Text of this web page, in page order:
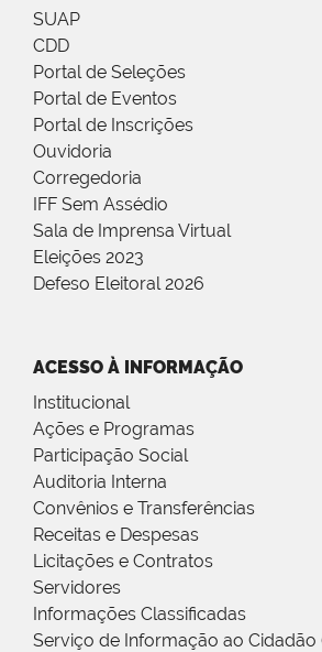
SUAP
CDD
Portal de Seleções
Portal de Eventos
Portal de Inscrições
Ouvidoria
Corregedoria
IFF Sem Assédio
Sala de Imprensa Virtual
Eleições 2023
Defeso Eleitoral 2026
ACESSO À INFORMAÇÃO
Institucional
Ações e Programas
Participação Social
Auditoria Interna
Convênios e Transferências
Receitas e Despesas
Licitações e Contratos
Servidores
Informações Classificadas
Serviço de Informação ao Cidadão